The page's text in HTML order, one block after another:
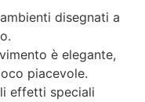
disegnati a
è elegante,
piacevole.
effetti speciali